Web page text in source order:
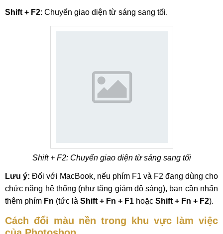
Shift + F2: Chuyển giao diện từ sáng sang tối.
Shift + F2: Chuyển giao diện từ sáng sang tối
Lưu ý: Đối với MacBook, nếu phím F1 và F2 đang dùng cho
chức năng hệ thống (như tăng giảm độ sáng), bạn cần nhấn
thêm phím Fn (tức là Shift + Fn + F1 hoặc Shift + Fn + F2).
Cách đổi màu nền trong khu vực làm việc